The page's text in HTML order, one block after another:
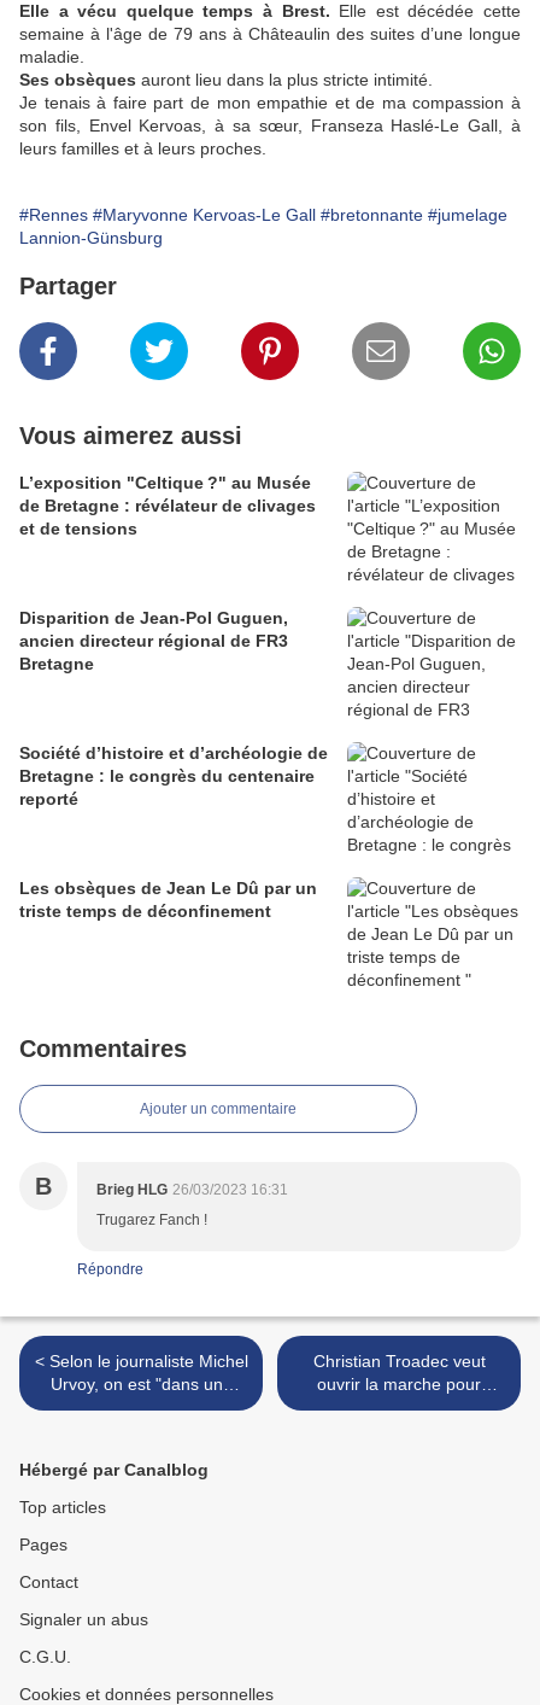
Elle a vécu quelque temps à Brest. Elle est décédée cette
semaine à l'âge de 79 ans à Châteaulin des suites d’une longue
maladie.
Ses obsèques auront lieu dans la plus stricte intimité.
Je tenais à faire part de mon empathie et de ma compassion à
son fils, Envel Kervoas, à sa sœur, Franseza Haslé-Le Gall, à
leurs familles et à leurs proches.
#Rennes #Maryvonne Kervoas-Le Gall #bretonnante #jumelage
Lannion-Günsburg
Partager
Vous aimerez aussi
L’exposition "Celtique ?" au Musée
de Bretagne : révélateur de clivages
et de tensions
Disparition de Jean-Pol Guguen,
ancien directeur régional de FR3
Bretagne
Société d’histoire et d’archéologie de
Bretagne : le congrès du centenaire
reporté
Les obsèques de Jean Le Dû par un
triste temps de déconfinement
Commentaires
Ajouter un commentaire
B Brieg HLG 26/03/2023 16:31
Trugarez Fanch !
Répondre
< Selon le journaliste Michel
Urvoy, on est "dans une
société où la
Christian Troadec veut
ouvrir la marche pour
l’autonomie de la Bretagne,
Hébergé par Canalblog
Top articles
Pages
Contact
Signaler un abus
C.G.U.
Cookies et données personnelles